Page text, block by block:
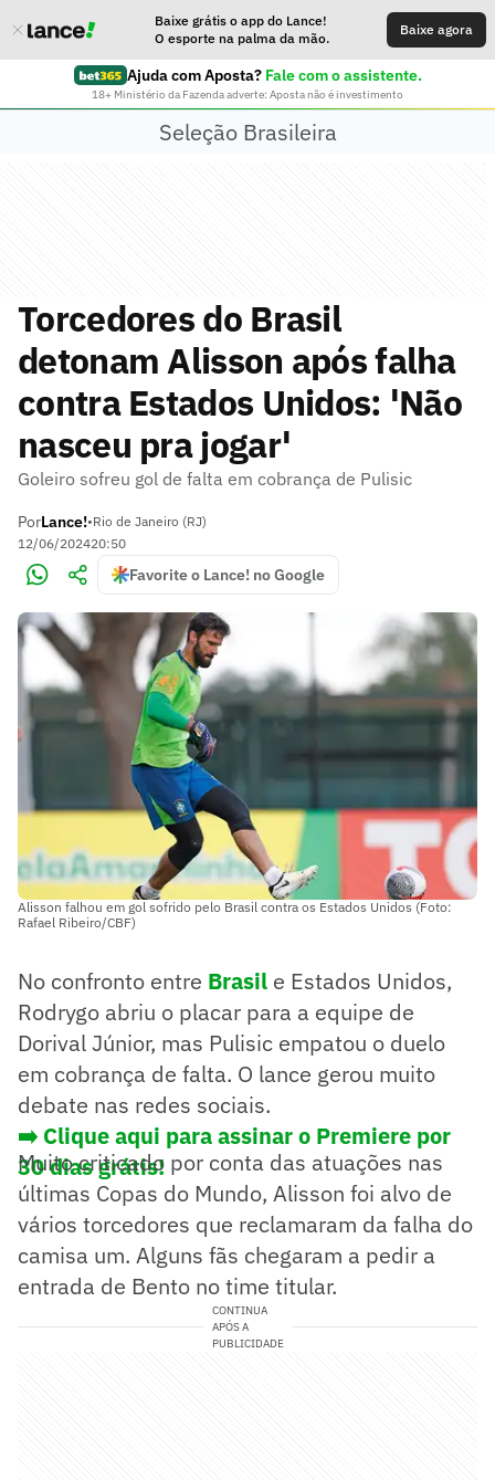
Baixe grátis o app do Lance!
O esporte na palma da mão.
Baixe agora
Ajuda com Aposta? Fale com o assistente.
18+ Ministério da Fazenda adverte: Aposta não é investimento
Seleção Brasileira
Torcedores do Brasil
detonam Alisson após falha
contra Estados Unidos: 'Não
nasceu pra jogar'
Goleiro sofreu gol de falta em cobrança de Pulisic
PorLance!•Rio de Janeiro (RJ)
12/06/202420:50
Favorite o Lance! no Google
Alisson falhou em gol sofrido pelo Brasil contra os Estados Unidos (Foto:
Rafael Ribeiro/CBF)
No confronto entre Brasil e Estados Unidos,
Rodrygo abriu o placar para a equipe de
Dorival Júnior, mas Pulisic empatou o duelo
em cobrança de falta. O lance gerou muito
debate nas redes sociais.
➡️ Clique aqui para assinar o Premiere por
30 dias grátis!
Muito criticado por conta das atuações nas
últimas Copas do Mundo, Alisson foi alvo de
vários torcedores que reclamaram da falha do
camisa um. Alguns fãs chegaram a pedir a
entrada de Bento no time titular.
CONTINUA
APÓS A
PUBLICIDADE